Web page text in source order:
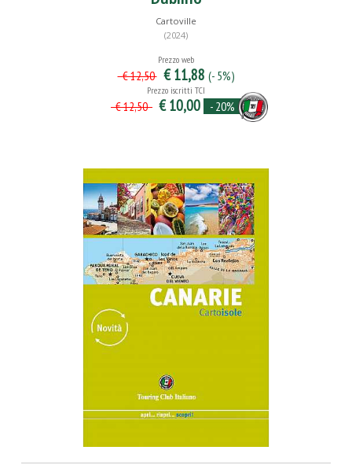
Cartoville
(2024)
Prezzo web
€ 12,50 € 11,88 (- 5%)
Prezzo iscritti TCI
€ 12,50 € 10,00 - 20%